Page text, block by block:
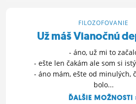
FILOZOFOVANIE
Už máš Vianočnú
- áno, už mi to
- ešte len čakám ale som si
- áno mám, ešte od minulých,
bolo...
ĎALŠIE MOŽNOSTI